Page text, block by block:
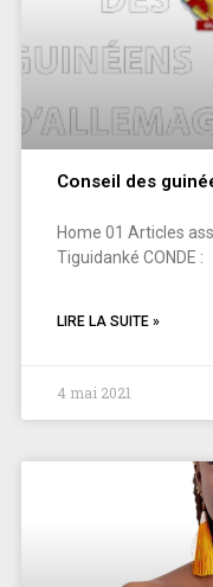
Conseil des
Home 01 Articles
Tiguidanké CONDE :
LIRE LA SUITE »
4 mai 2021